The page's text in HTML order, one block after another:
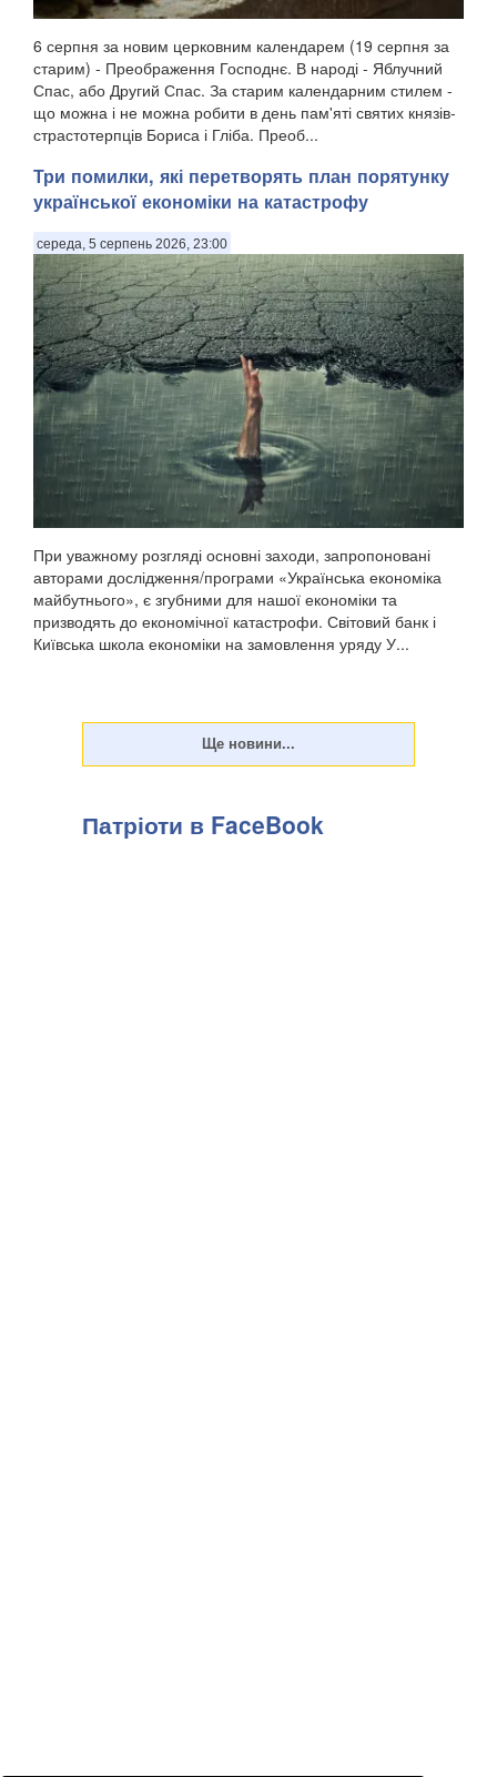
6 серпня за новим церковним календарем (19 серпня за
старим) - Преображення Господнє. В народі - Яблучний
Спас, або Другий Спас. За старим календарним стилем -
що можна і не можна робити в день пам'яті святих князів-
страстотерпців Бориса і Гліба. Преоб...
Три помилки, які перетворять план порятунку
української економіки на катастрофу
середа, 5 серпень 2026, 23:00
При уважному розгляді основні заходи, запропоновані
авторами дослідження/програми «Українська економіка
майбутнього», є згубними для нашої економіки та
призводять до економічної катастрофи. Світовий банк і
Київська школа економіки на замовлення уряду У...
Патріоти в FaceBook